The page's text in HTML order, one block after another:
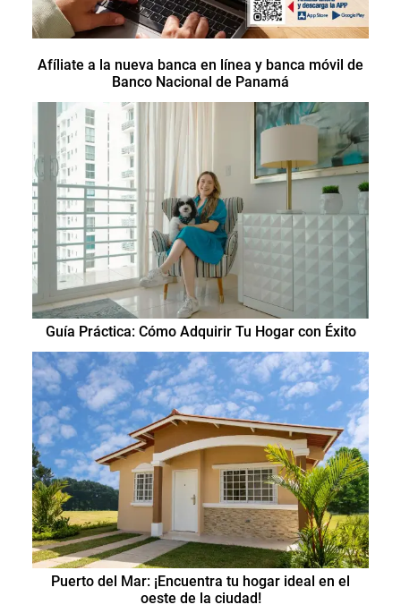
Afíliate a la nueva banca en línea y banca móvil de
Banco Nacional de Panamá
Guía Práctica: Cómo Adquirir Tu Hogar con Éxito
Puerto del Mar: ¡Encuentra tu hogar ideal en el
oeste de la ciudad!